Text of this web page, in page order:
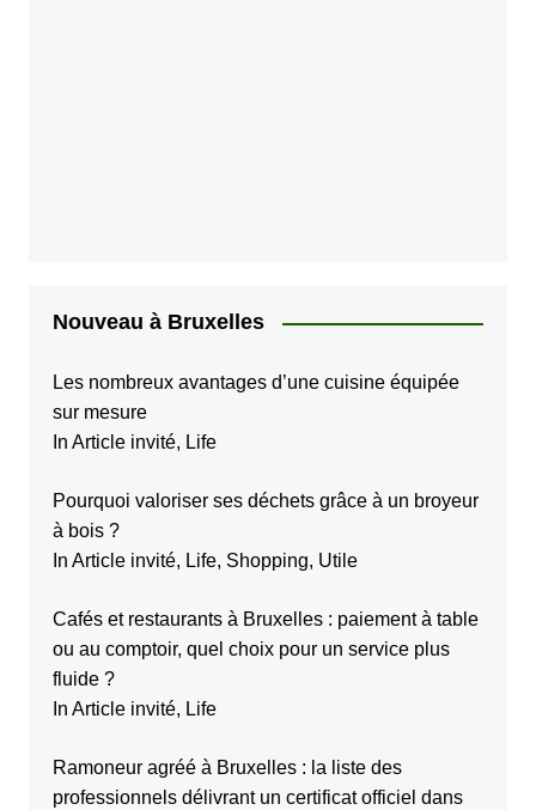
Nouveau à Bruxelles
Les nombreux avantages d’une cuisine équipée
sur mesure
In Article invité, Life
Pourquoi valoriser ses déchets grâce à un broyeur
à bois ?
In Article invité, Life, Shopping, Utile
Cafés et restaurants à Bruxelles : paiement à table
ou au comptoir, quel choix pour un service plus
fluide ?
In Article invité, Life
Ramoneur agréé à Bruxelles : la liste des
professionnels délivrant un certificat officiel dans